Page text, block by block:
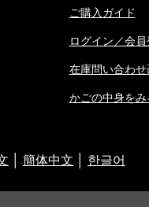
ご購入ガイド
ログイン／会員
在庫問い合わせ
かごの中身をみ
簡体中文 한글어